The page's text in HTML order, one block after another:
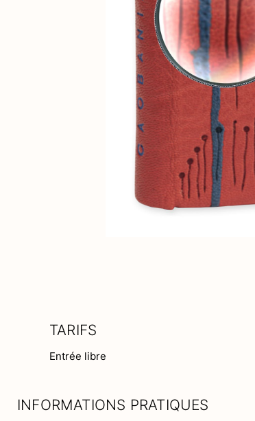
TARIFS
Entrée libre
INFORMATIONS PRATIQUES